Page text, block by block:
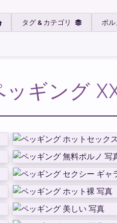
タグ & カテゴリ ポ
ッギング